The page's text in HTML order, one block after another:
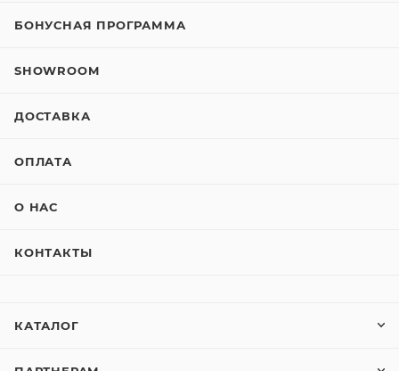
БОНУСНАЯ ПРОГРАММА
SHOWROOM
ДОСТАВКА
ОПЛАТА
О НАС
КОНТАКТЫ
КАТАЛОГ